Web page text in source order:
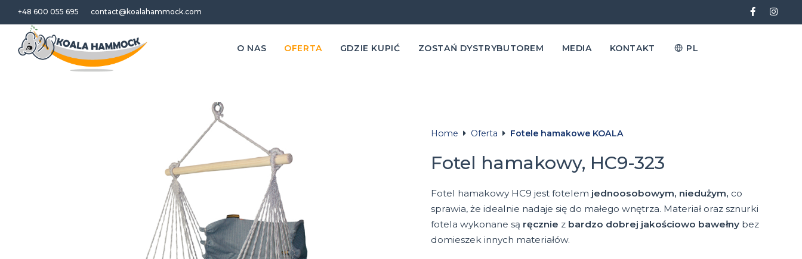
+48 600 055 695 contact@koalahammock.com
O NAS OFERTA GDZIE KUPIĆ ZOSTAŃ DYSTRYBUTOREM MEDIA KONTAKT PL
Home Oferta Fotele hamakowe KOALA
Fotel hamakowy, HC9-323
Fotel hamakowy HC9 jest fotelem jednoosobowym, niedużym, co
sprawia, że idealnie nadaje się do małego wnętrza. Materiał oraz sznurki
fotela wykonane są ręcznie z bardzo dobrej jakościowo bawełny bez
domieszek innych materiałów.